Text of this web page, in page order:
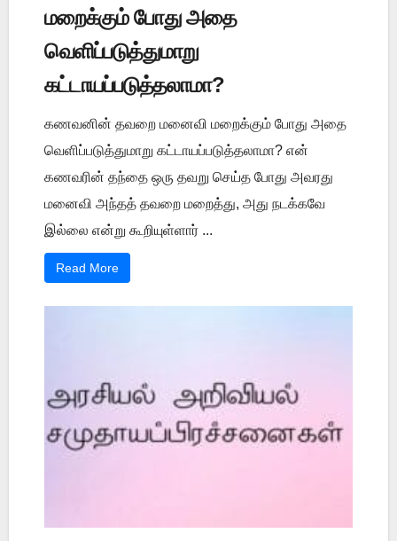
மறைக்கும் போது அதை
வெளிப்படுத்துமாறு
கட்டாயப்படுத்தலாமா?
கணவனின் தவறை மனைவி மறைக்கும் போது அதை
வெளிப்படுத்துமாறு கட்டாயப்படுத்தலாமா? என்
கணவரின் தந்தை ஒரு தவறு செய்த போது அவரது
மனைவி அந்தத் தவறை மறைத்து, அது நடக்கவே
இல்லை என்று கூறியுள்ளார் ...
Read More